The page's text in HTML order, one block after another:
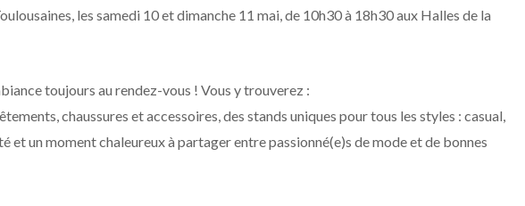
les samedi 10 et dimanche 11 mai, de 10h30 à 18h30 aux Halles de la
toujours au rendez-vous ! Vous y trouverez :
chaussures et accessoires, des stands uniques pour tous les styles : casual,
et un moment chaleureux à partager entre passionné(e)s de mode et de bonnes